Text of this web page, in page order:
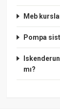
Meb
Pompa
mı?